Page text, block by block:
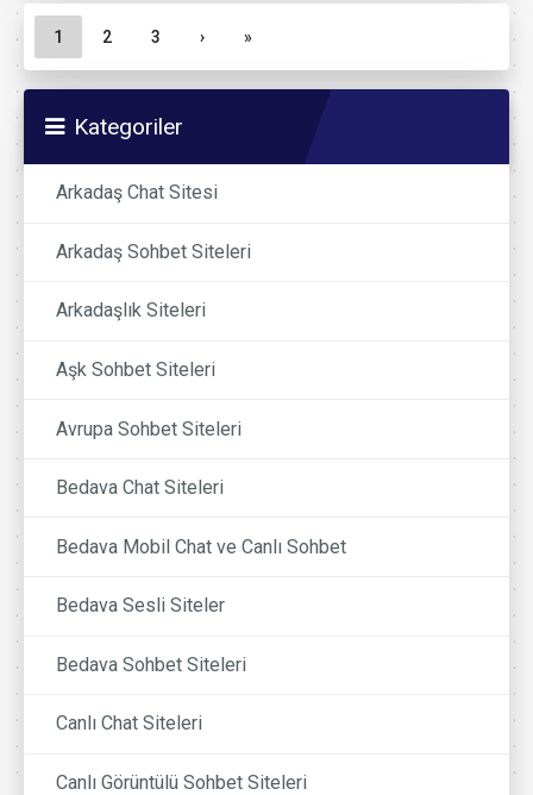
Sayfa gezinme
Geçerli Sayfa
1 Sayfa
2 Sayfa
3 › »
Kategoriler
Arkadaş Chat Sitesi
Arkadaş Sohbet Siteleri
Arkadaşlık Siteleri
Aşk Sohbet Siteleri
Avrupa Sohbet Siteleri
Bedava Chat Siteleri
Bedava Mobil Chat ve Canlı Sohbet
Bedava Sesli Siteler
Bedava Sohbet Siteleri
Canlı Chat Siteleri
Canlı Görüntülü Sohbet Siteleri